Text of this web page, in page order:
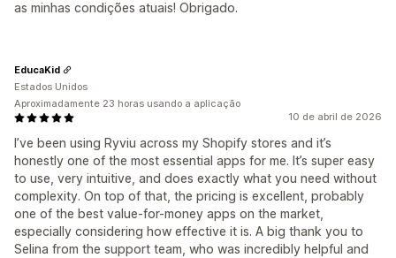
as minhas condições atuais! Obrigado.
10 de abril de 2026
I’ve been using Ryviu across my Shopify stores and it’s
honestly one of the most essential apps for me. It’s super easy
to use, very intuitive, and does exactly what you need without
complexity. On top of that, the pricing is excellent, probably
one of the best value-for-money apps on the market,
especially considering how effective it is. A big thank you to
Selina from the support team, who was incredibly helpful and
EducaKid
Estados Unidos
Aproximadamente 23 horas usando a aplicação